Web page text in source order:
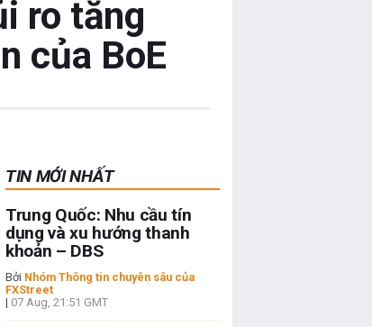
ro tăng
của BoE
TIN MỚI NHẤT
Trung Quốc: Nhu cầu tín
dụng và xu hướng thanh
khoản – DBS
Bởi Nhóm Thông tin chuyên sâu của
FXStreet
| 07 Aug, 21:51 GMT